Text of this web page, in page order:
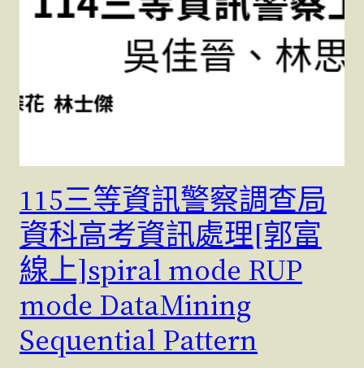
115三等資訊警察調查局
資科高考資訊處理[郭富
線上]spiral mode RUP
mode DataMining
Sequential Pattern